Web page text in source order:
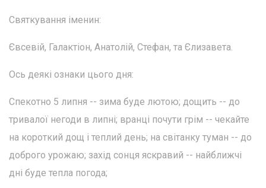
Святкування іменин:
Євсевій, Галактіон, Анатолій, Стефан, та Єлизавета.
Ось деякі ознаки цього дня:
Спекотно 5 липня -- зима буде лютою; дощить -- до
тривалої негоди в липні; вранці почути грім -- чекайте
на короткий дощ і теплий день; на світанку туман -- до
доброго урожаю; захід сонця яскравий -- найближчі
дні буде тепла погода;